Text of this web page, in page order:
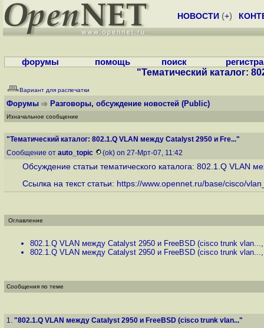
НОВОСТИ (+)
форумы помощь поиск
"Тематический каталог:
Вариант для распечатки
Форумы Разговоры, обсуждение новостей (Public)
Изначальное сообщение
"Тематический каталог: 802.1.Q VLAN между Catalyst 2950 и Fre..."
Сообщение от auto_topic (ok) on 27-Мрт-07, 11:42
Обсуждение статьи тематического каталога: 802.1.Q VLAN
Ссылка на текст статьи: https://www.opennet.ru/base/cisco/
Оглавление
802.1.Q VLAN между Catalyst 2950 и FreeBSD (cisco trunk vlan...
802.1.Q VLAN между Catalyst 2950 и FreeBSD (cisco trunk vlan...
Сообщения по теме
1. "802.1.Q VLAN между Catalyst 2950 и FreeBSD (cisco trunk vlan..."